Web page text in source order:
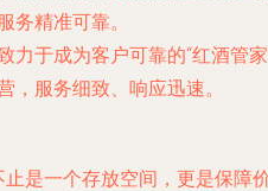
务精准可靠。
于成为客户可靠的“红酒管家”
，服务细致、响应迅速。
是一个存放空间，更是保